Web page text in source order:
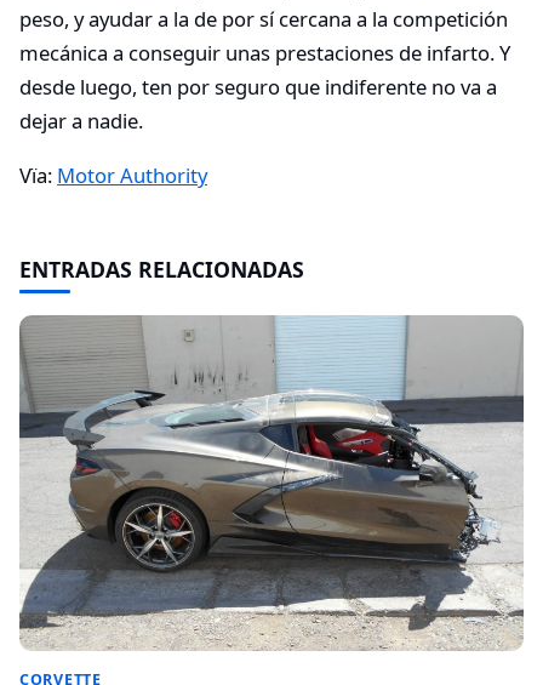
peso, y ayudar a la de por sí cercana a la competición
mecánica a conseguir unas prestaciones de infarto. Y
desde luego, ten por seguro que indiferente no va a
dejar a nadie.
Vïa: Motor Authority
ENTRADAS RELACIONADAS
CORVETTE